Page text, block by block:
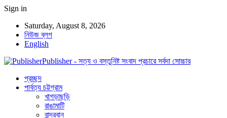
Sign in
Saturday, August 8, 2026
নিউজ ব্লগ
English
Publisher - সত্য ও বস্তুনিষ্ট সংবাদ প্রচারে সর্বদা সোচ্চার
প্রচ্ছদ
পার্বত্য চট্টগ্রাম
খাগড়াছড়ি
রাঙামাটি
বান্দরবান